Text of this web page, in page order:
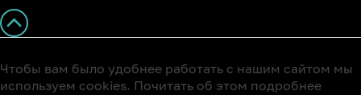
Чтобы вам было удобнее работать с нашим сайтом мы
используем cookies. Почитать об этом подробнее